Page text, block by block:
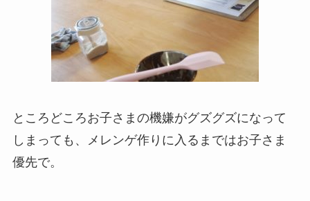
ところどころお子さまの機嫌がグズグズになって
しまっても、メレンゲ作りに入るまではお子さま
優先で。